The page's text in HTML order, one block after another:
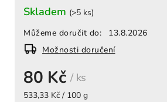
80 Kč/ ks
533,33 Kč / 100 g
Skladem (>5 ks)
Můžeme doručit do:
13.8.2026
Možnosti doručení